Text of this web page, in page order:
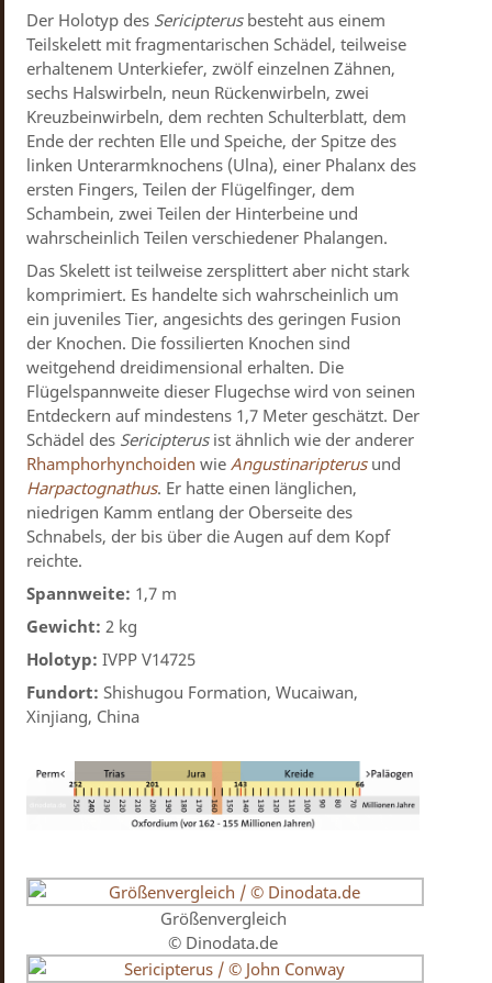
Der Holotyp des Sericipterusbesteht aus einem
Teilskelett mit fragmentarischen Schädel, teilweise
erhaltenem Unterkiefer, zwölf einzelnen Zähnen,
sechs Halswirbeln, neun Rückenwirbeln, zwei
Kreuzbeinwirbeln, dem rechten Schulterblatt, dem
Ende der rechten Elle und Speiche, der Spitze des
linken Unterarmknochens (Ulna), einer Phalanx des
ersten Fingers, Teilen der Flügelfinger, dem
Schambein, zwei Teilen der Hinterbeine und
wahrscheinlich Teilen verschiedener Phalangen.
Das Skelett ist teilweise zersplittert aber nicht stark
komprimiert. Es handelte sich wahrscheinlich um
ein juveniles Tier, angesichts des geringen Fusion
der Knochen. Die fossilierten Knochen sind
weitgehend dreidimensional erhalten. Die
Flügelspannweite dieser Flugechse wird von seinen
Entdeckern auf mindestens 1,7 Meter geschätzt. Der
Schädel des Sericipterusist ähnlich wie der anderer
Rhamphorhynchoiden wieAngustinaripterusund
Harpactognathus. Er hatte einen länglichen,
niedrigen Kamm entlang der Oberseite des
Schnabels, der bis über die Augen auf dem Kopf
reichte.
Spannweite: 1,7 m
Gewicht: 2 kg
Holotyp:IVPP V14725
Fundort:Shishugou Formation, Wucaiwan,
Xinjiang, China
Größenvergleich
© Dinodata.de